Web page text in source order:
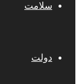
سلامت
دولت